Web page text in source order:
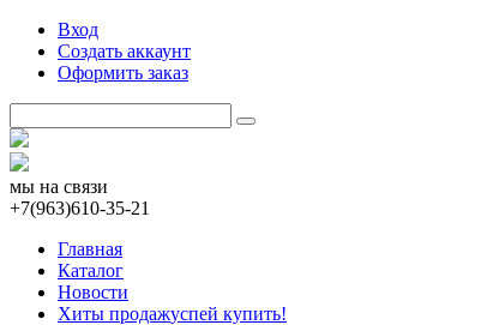
Вход
Создать аккаунт
Оформить заказ
мы на связи
+7(963)610-35-21
Главная
Каталог
Новости
Хиты продажуспей купить!